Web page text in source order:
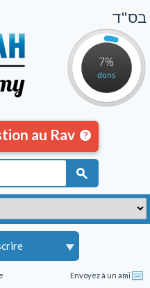
7%
dons
בס"ד
au Rav
Envoyez à un ami